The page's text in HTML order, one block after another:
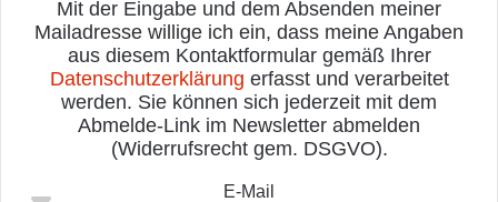
Mit der Eingabe und dem Absenden meiner
Mailadresse willige ich ein, dass meine Angaben
aus diesem Kontaktformular gemäß Ihrer
Datenschutzerklärung erfasst und verarbeitet
werden. Sie können sich jederzeit mit dem
Abmelde-Link im Newsletter abmelden
(Widerrufsrecht gem. DSGVO).
E-Mail